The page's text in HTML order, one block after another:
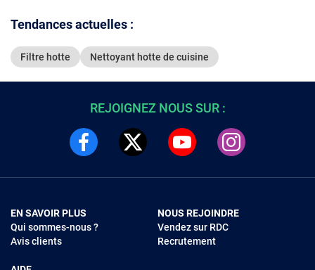
Tendances actuelles :
Filtre hotte Nettoyant hotte de cuisine
REJOIGNEZ NOUS SUR :
EN SAVOIR PLUS
Qui sommes-nous ?
Avis clients
NOUS REJOINDRE
Vendez sur RDC
Recrutement